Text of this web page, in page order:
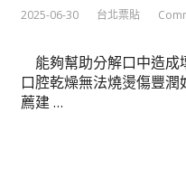
2025-06-30 台北票貼
能夠幫助分解口中造成
口腔乾燥無法燒燙傷豐
薦建 …